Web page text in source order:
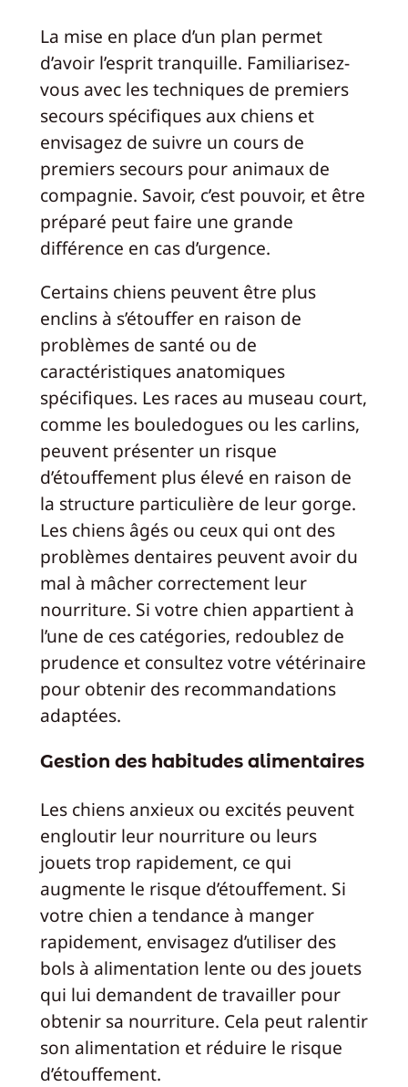
La mise en place d’un plan permet
d’avoir l’esprit tranquille. Familiarisez-
vous avec les techniques de premiers
secours spécifiques aux chiens et
envisagez de suivre un cours de
premiers secours pour animaux de
compagnie. Savoir, c’est pouvoir, et être
préparé peut faire une grande
différence en cas d’urgence.
Certains chiens peuvent être plus
enclins à s’étouffer en raison de
problèmes de santé ou de
caractéristiques anatomiques
spécifiques. Les races au museau court,
comme les bouledogues ou les carlins,
peuvent présenter un risque
d’étouffement plus élevé en raison de
la structure particulière de leur gorge.
Les chiens âgés ou ceux qui ont des
problèmes dentaires peuvent avoir du
mal à mâcher correctement leur
nourriture. Si votre chien appartient à
l’une de ces catégories, redoublez de
prudence et consultez votre vétérinaire
pour obtenir des recommandations
adaptées.
Gestion des habitudes alimentaires
Les chiens anxieux ou excités peuvent
engloutir leur nourriture ou leurs
jouets trop rapidement, ce qui
augmente le risque d’étouffement. Si
votre chien a tendance à manger
rapidement, envisagez d’utiliser des
bols à alimentation lente ou des jouets
qui lui demandent de travailler pour
obtenir sa nourriture. Cela peut ralentir
son alimentation et réduire le risque
d’étouffement.